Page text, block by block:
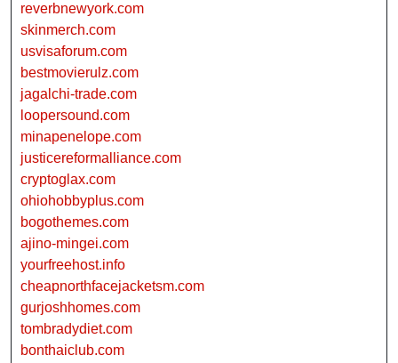
reverbnewyork.com
skinmerch.com
usvisaforum.com
bestmovierulz.com
jagalchi-trade.com
loopersound.com
minapenelope.com
justicereformalliance.com
cryptoglax.com
ohiohobbyplus.com
bogothemes.com
ajino-mingei.com
yourfreehost.info
cheapnorthfacejacketsm.com
gurjoshhomes.com
tombradydiet.com
bonthaiclub.com